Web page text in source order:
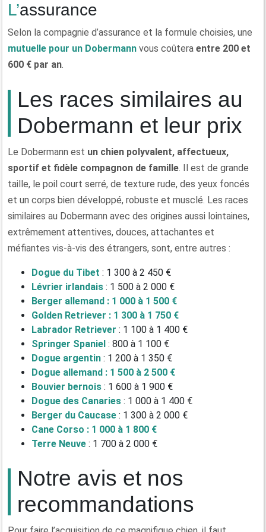
L’assurance
Selon la compagnie d’assurance et la formule choisies, une
mutuelle pour un Dobermann vous coûtera entre 200 et
600 € par an.
Les races similaires au
Dobermann et leur prix
Le Dobermann est un chien polyvalent, affectueux,
sportif et fidèle compagnon de famille. Il est de grande
taille, le poil court serré, de texture rude, des yeux foncés
et un corps bien développé, robuste et musclé. Les races
similaires au Dobermann avec des origines aussi lointaines,
extrêmement attentives, douces, attachantes et
méfiantes vis-à-vis des étrangers, sont, entre autres :
Dogue du Tibet : 1 300 à 2 450 €
Lévrier irlandais : 1 500 à 2 000 €
Berger allemand : 1 000 à 1 500 €
Golden Retriever : 1 300 à 1 750 €
Labrador Retriever : 1 100 à 1 400 €
Springer Spaniel : 800 à 1 100 €
Dogue argentin : 1 200 à 1 350 €
Dogue allemand : 1 500 à 2 500 €
Bouvier bernois : 1 600 à 1 900 €
Dogue des Canaries : 1 000 à 1 400 €
Berger du Caucase : 1 300 à 2 000 €
Cane Corso : 1 000 à 1 800 €
Terre Neuve : 1 700 à 2 000 €
Notre avis et nos
recommandations